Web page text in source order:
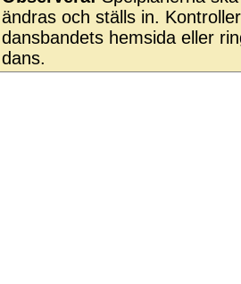
ändras och ställs in.
dansbandets hemsida eller
dans.